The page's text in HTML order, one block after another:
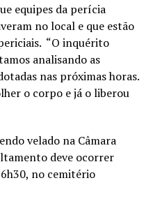
equipes da perícia
no local e que estão
“O inquérito
analisando as
nas próximas horas.
o corpo e já o liberou
velado na Câmara
deve ocorrer
no cemitério